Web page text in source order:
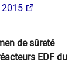
2015
de sûreté
EDF du